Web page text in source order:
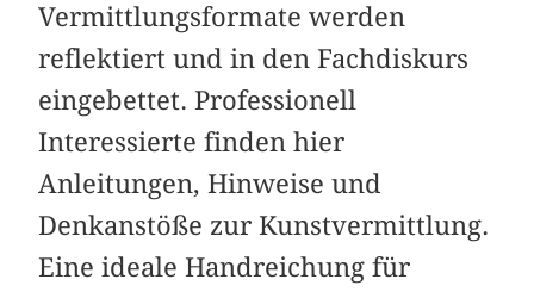
Vermittlungsformate werden
reflektiert und in den Fachdiskurs
eingebettet. Professionell
Interessierte finden hier
Anleitungen, Hinweise und
Denkanstöße zur Kunstvermittlung.
Eine ideale Handreichung für